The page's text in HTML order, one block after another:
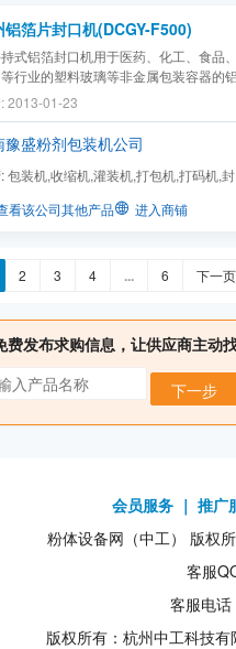
铝箔片封口机(DCGY-F500)
式铝箔封口机用于医药、化工、食品
行业的塑料玻璃等非金属包装容器的
2013-01-23
豫盛粉剂包装机公司
包装机,收缩机,灌装机,打包机,打码机,
看该公司其他产品
进入商铺
2 3 4 ... 6 下一页
发布求购信息，让供应商主动
下一步
会员服务 ｜ 推广
粉体设备网（中工） 版权
客服
客服电
版权所有：杭州中工科技